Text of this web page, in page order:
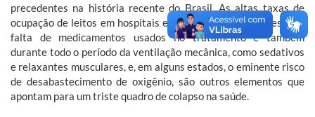
precedentes na história recente do Brasil. As altas taxas de
ocupação de leitos em hospitais e UPAs, a escassez e mesmo a
falta de medicamentos usados no tratamento e também
durante todo o período da ventilação mecânica, como sedativos
e relaxantes musculares, e, em alguns estados, o eminente risco
de desabastecimento de oxigênio, são outros elementos que
apontam para um triste quadro de colapso na saúde.